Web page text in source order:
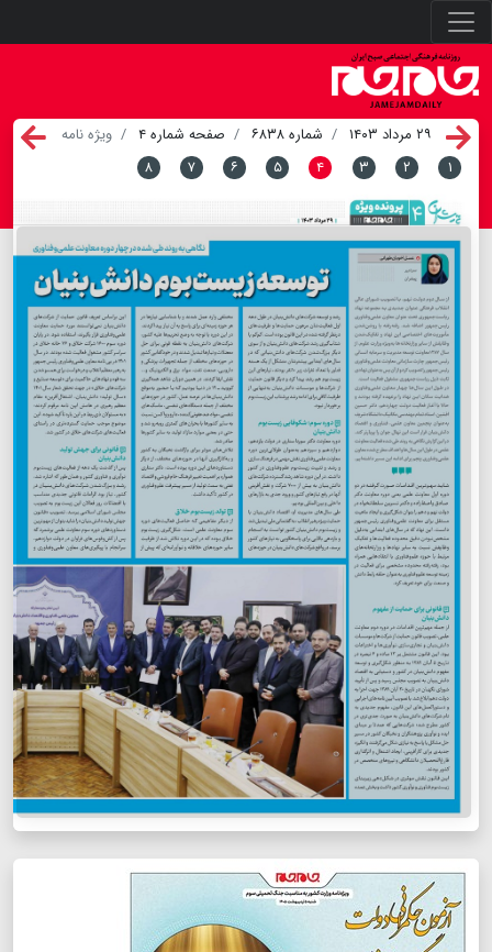
۲۹ مرداد ۱۴۰۳ شماره ۶۸۳۸ صفحه شماره ۴
ویژه نامه
۱
۲ ۳ ۴ ۵ ۶ ۷ ۸